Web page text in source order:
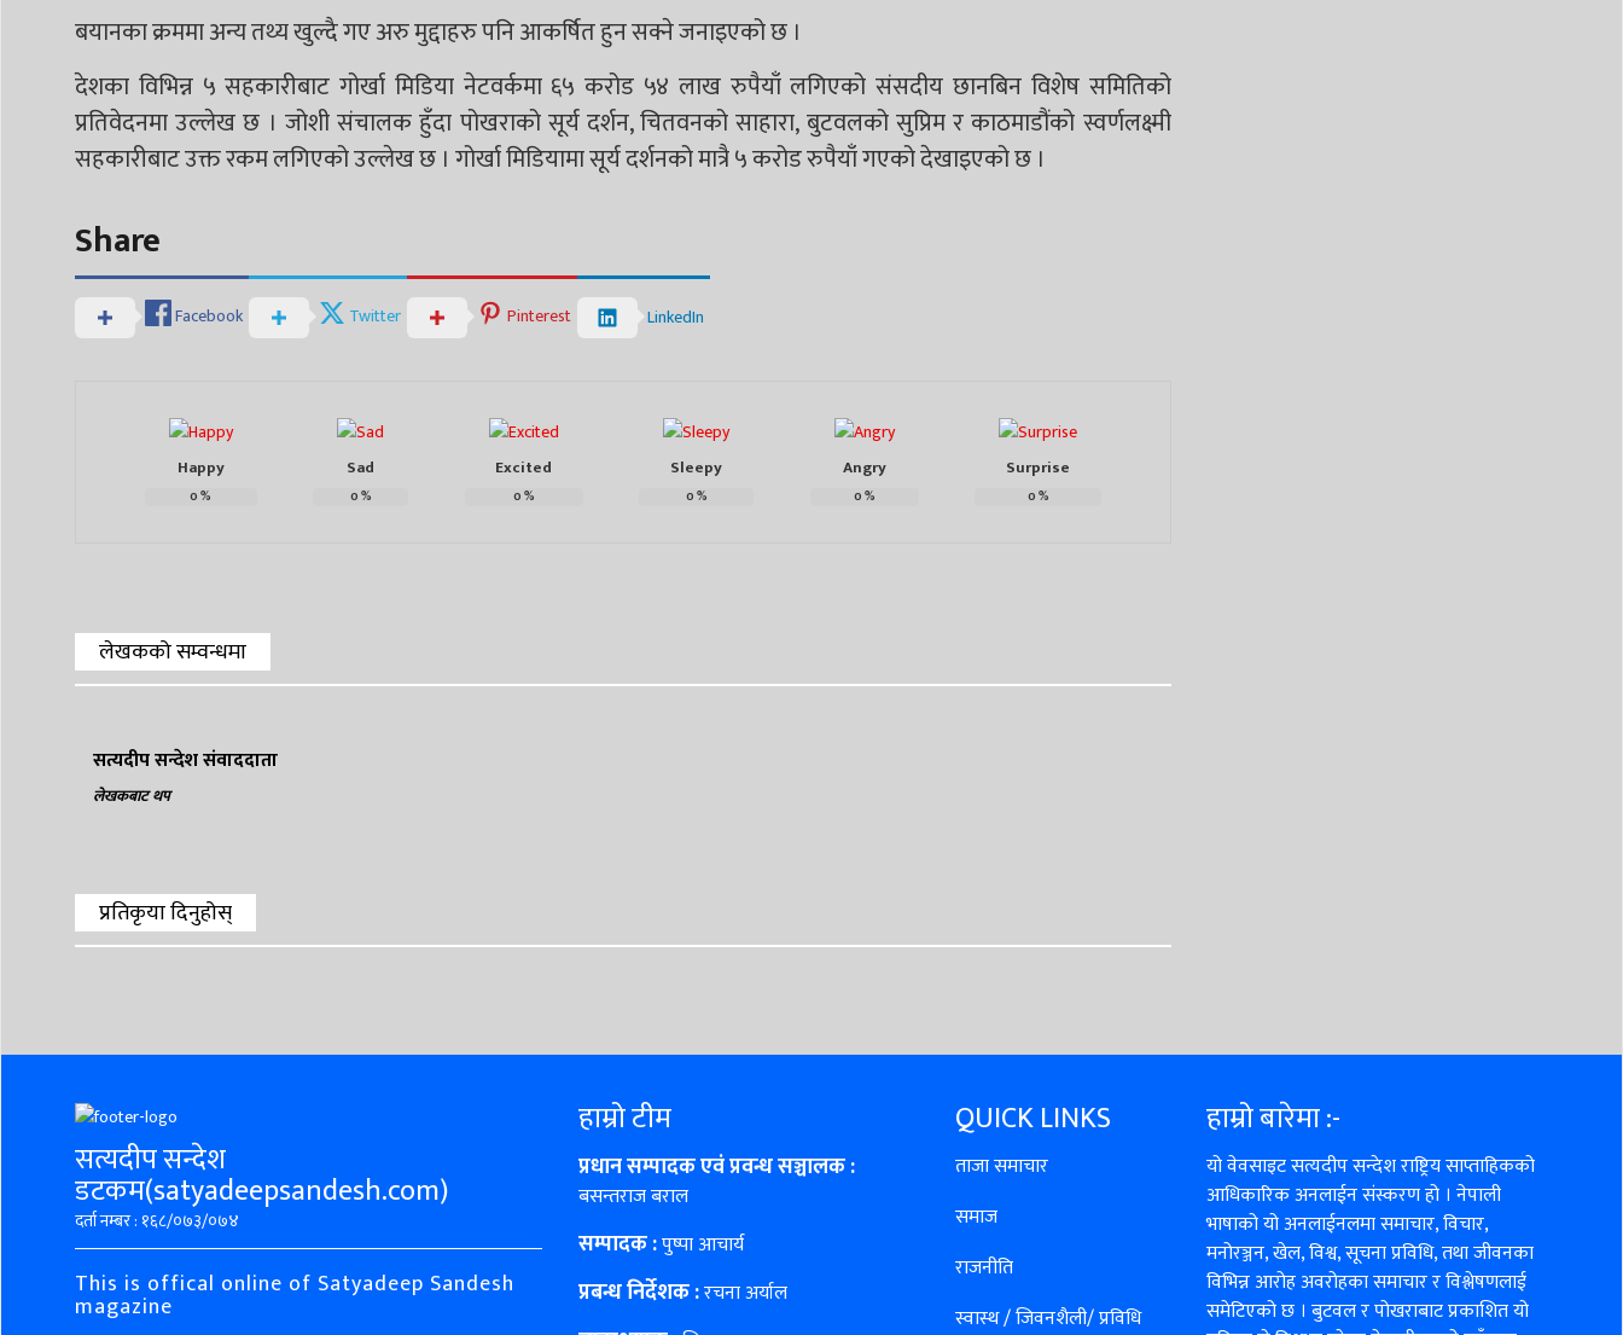
बयानका क्रममा अन्य तथ्य खुल्दै गए अरु मुद्दाहरु पनि आकर्षित हुन सक्ने जनाइएको छ ।
देशका विभिन्न ५ सहकारीबाट गोर्खा मिडिया नेटवर्कमा ६५ करोड ५४ लाख रुपैयाँ लगिएको संसदीय छानबिन विशेष समितिको
प्रतिवेदनमा उल्लेख छ । जोशी संचालक हुँदा पोखराको सूर्य दर्शन, चितवनको साहारा, बुटवलको सुप्रिम र काठमाडौंको स्वर्णलक्ष्मी
सहकारीबाट उक्त रकम लगिएको उल्लेख छ । गोर्खा मिडियामा सूर्य दर्शनको मात्रै ५ करोड रुपैयाँ गएको देखाइएको छ ।
Share
Facebook Twitter Pinterest LinkedIn
Happy
0%
Sad
0%
Excited
0%
Sleepy
0%
Angry
0%
Surprise
0%
लेखकको सम्वन्धमा
सत्यदीप सन्देश संवाददाता
लेखकबाट थप
प्रतिकृया दिनुहोस्
सत्यदीप सन्देश
डटकम(satyadeepsandesh.com)
दर्ता नम्बर : १६८/०७३/०७४
This is offical online of Satyadeep Sandesh
magazine
हाम्रो टीम
प्रधान सम्पादक एवं प्रवन्ध सञ्चालक :
बसन्तराज बराल
सम्पादक :पुष्पा आचार्य
प्रबन्ध निर्देशक :रचना अर्याल
QUICK LINKS
ताजा समाचार
समाज
राजनीति
स्वास्थ / जिवनशैली/ प्रविधि
हाम्रो बारेमा :-
यो वेवसाइट सत्यदीप सन्देश राष्ट्रिय साप्ताहिकको
आधिकारिक अनलाईन संस्करण हो । नेपाली
भाषाको यो अनलाईनलमा समाचार, विचार,
मनोरञ्जन, खेल, विश्व, सूचना प्रविधि, तथा जीवनका
विभिन्न आरोह अवरोहका समाचार र विश्लेषणलाई
समेटिएको छ । बुटवल र पोखराबाट प्रकाशित यो